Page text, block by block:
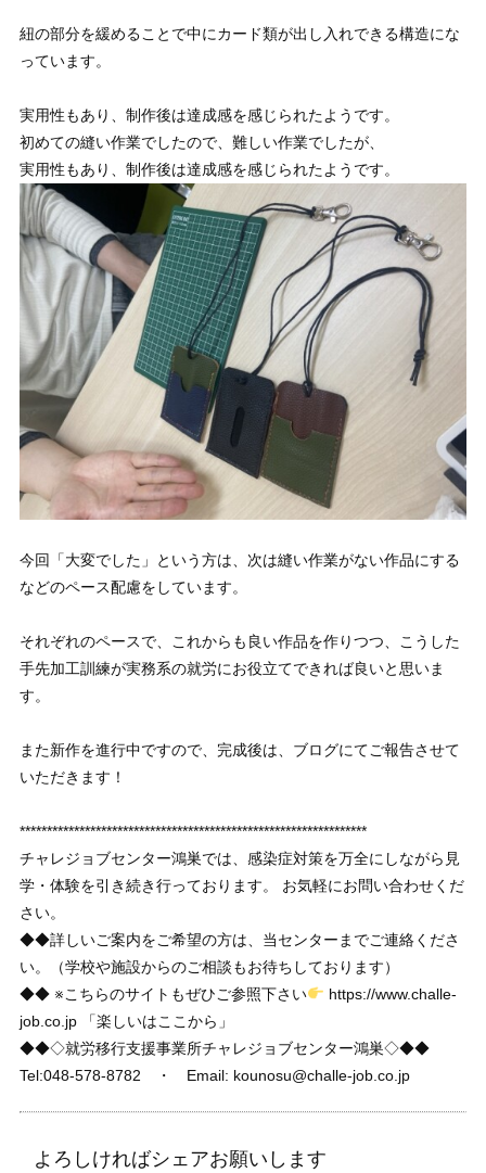
紐の部分を緩めることで中にカード類が出し入れできる構造にな
っています。
実用性もあり、制作後は達成感を感じられたようです。
初めての縫い作業でしたので、難しい作業でしたが、
実用性もあり、制作後は達成感を感じられたようです。
今回「大変でした」という方は、次は縫い作業がない作品にする
などのペース配慮をしています。
それぞれのペースで、これからも良い作品を作りつつ、こうした
手先加工訓練が実務系の就労にお役立てできれば良いと思いま
す。
また新作を進行中ですので、完成後は、ブログにてご報告させて
いただきます！
****************************************************************
チャレジョブセンター鴻巣では、感染症対策を万全にしながら見
学・体験を引き続き行っております。 お気軽にお問い合わせくだ
さい。
◆◆詳しいご案内をご希望の方は、当センターまでご連絡くださ
い。（学校や施設からのご相談もお待ちしております）
◆◆ ※こちらのサイトもぜひご参照下さい
https://www.challe-
job.co.jp 「楽しいはここから」
◆◆◇就労移行支援事業所チャレジョブセンター鴻巣◇◆◆
Tel:048-578-8782 ・ Email: kounosu@challe-job.co.jp
よろしければシェアお願いします